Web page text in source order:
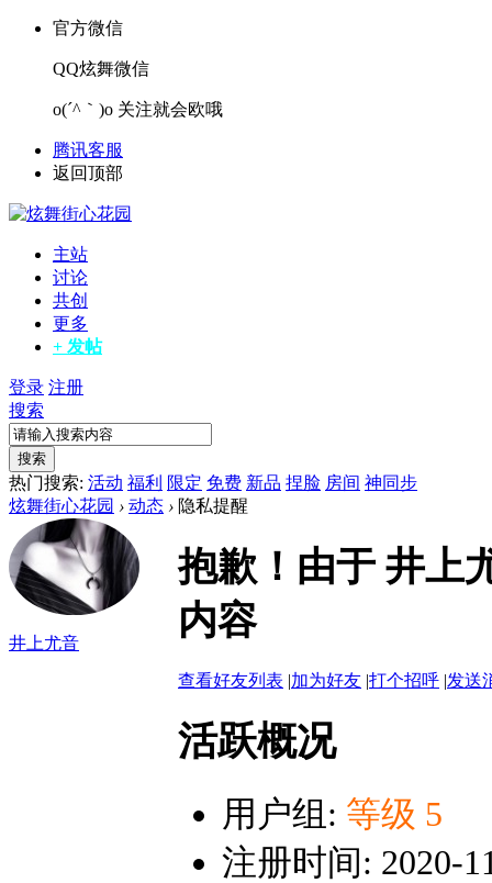
官方微信
QQ炫舞微信
o(´^｀)o 关注就会欧哦
腾讯客服
返回顶部
主站
讨论
共创
更多
+ 发帖
登录 注册
搜索
搜索
热门搜索: 活动 福利 限定 免费 新品 捏脸 房间 神同步
炫舞街心花园 › 动态 › 隐私提醒
井上尤音
抱歉！由于 井上
内容
查看好友列表 |加为好友 |打个招呼 |发送
活跃概况
用户组: 等级 5
注册时间: 2020-